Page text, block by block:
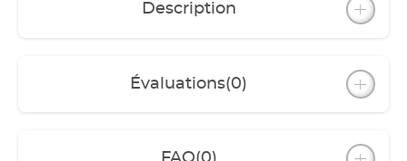
Description
Évaluations(0)